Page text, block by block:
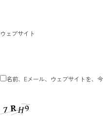
ウェブサイト
名前、Eメール、ウェブサイトを、